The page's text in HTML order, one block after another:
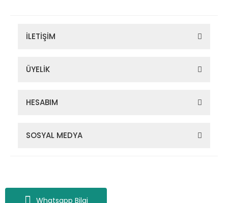
Whatsapp Bilgi
İLETİŞİM
ÜYELİK
HESABIM
SOSYAL MEDYA